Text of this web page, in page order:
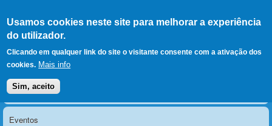
Usamos cookies neste site para melhorar a experiência
do utilizador.
Clicando em qualquer link do site o visitante consente com a ativação dos
cookies. Mais info
Sim, aceito
LERPARAVER , ir para a
página principal
O portal da visão diferente
Menu principal
Notícias
Eventos